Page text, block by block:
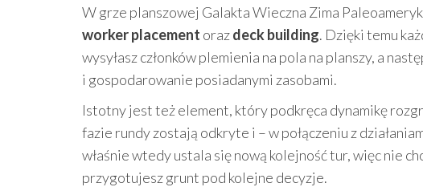
W grze planszowej Galakta Wieczna Zima
worker placement orazdeck building. Dzięki temu
wysyłasz członków plemienia na pola na planszy, a
i gospodarowanie posiadanymi zasobami.
Istotny jest też element, który podkręca dynamikę
fazie rundy zostają odkryte i – w połączeniu z
właśnie wtedy ustala się nową kolejność tur, więc nie
przygotujesz grunt pod kolejne decyzje.